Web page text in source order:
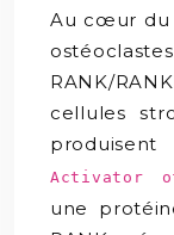
Au cœur du
RANK/
cellules
Activator
une